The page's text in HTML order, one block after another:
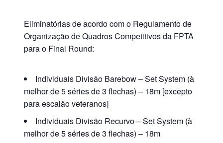
Eliminatórias de acordo com o Regulamento de
Organização de Quadros Competitivos da FPTA
para o Final Round:
Individuais Divisão Barebow – Set System (à
melhor de 5 séries de 3 flechas) – 18m [excepto
para escalão veteranos]
Individuais Divisão Recurvo – Set System (à
melhor de 5 séries de 3 flechas) – 18m